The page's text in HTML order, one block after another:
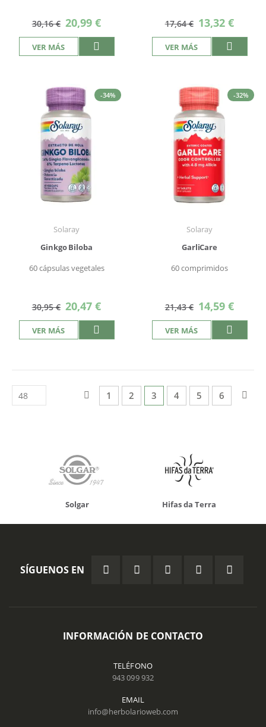
30,16 € Precio
especial
20,99 €
VER MÁS
17,64 € Precio
especial
13,32 €
VER MÁS
-34%
Solaray
Ginkgo Biloba
60 cápsulas vegetales
30,95 € Precio
especial
20,47 €
VER MÁS
-32%
Solaray
GarliCare
60 comprimidos
21,43 € Precio
especial
14,59 €
VER MÁS
PáginaPágina
AnteriorPágina
1 Página
2 Actualmente estás
3 Página
4 Página
5 Página
6
Solgar Hifas da Terra
SÍGUENOS EN
INFORMACIÓN DE CONTACTO
TELÉFONO
943 099 932
EMAIL
info@herbolarioweb.com